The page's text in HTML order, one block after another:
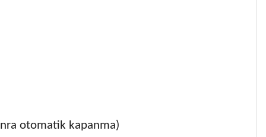
otomatik kapanma)